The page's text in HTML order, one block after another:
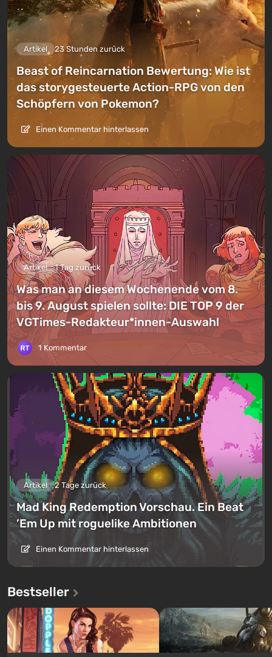
Artikel 23 Stunden zurück
Beast of Reincarnation Bewertung: Wie ist
das storygesteuerte Action-RPG von den
Schöpfern von Pokemon?
Einen Kommentar hinterlassen
Artikel 1 Tag zurück
Was man an diesem Wochenende vom 8.
bis 9. August spielen sollte: DIE TOP 9 der
VGTimes-Redakteur*innen-Auswahl
1 Kommentar
Artikel 2 Tage zurück
Mad King Redemption Vorschau. Ein Beat
’Em Up mit roguelike Ambitionen
Einen Kommentar hinterlassen
Bestseller